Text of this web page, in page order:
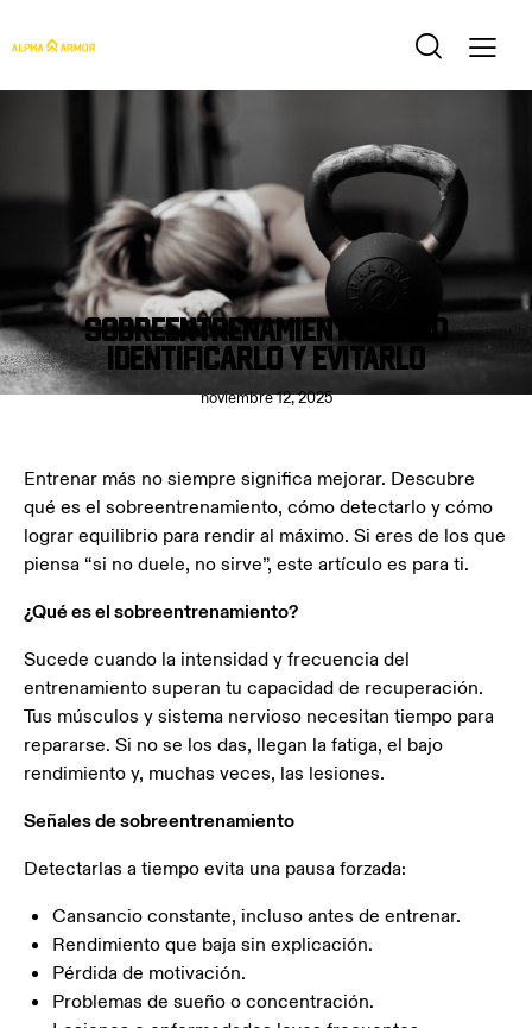
BLOG
Sobreentrenamiento: cómo
identificarlo y evitarlo
noviembre 12, 2025
Entrenar más no siempre significa mejorar. Descubre
qué es el sobreentrenamiento, cómo detectarlo y cómo
lograr equilibrio para rendir al máximo. Si eres de los que
piensa “si no duele, no sirve”, este artículo es para ti.
¿Qué es el sobreentrenamiento?
Sucede cuando la intensidad y frecuencia del
entrenamiento superan tu capacidad de recuperación.
Tus músculos y sistema nervioso necesitan tiempo para
repararse. Si no se los das, llegan la fatiga, el bajo
rendimiento y, muchas veces, las lesiones.
Señales de sobreentrenamiento
Detectarlas a tiempo evita una pausa forzada:
Cansancio constante, incluso antes de entrenar.
Rendimiento que baja sin explicación.
Pérdida de motivación.
Problemas de sueño o concentración.